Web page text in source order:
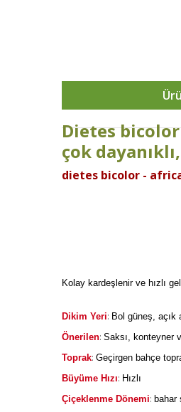
Dietes
çok
dietes bicolor -
Kolay kardeşlenir ve hızlı
Dikim Yeri: Bol güneş, açık
Önerilen: Saksı, konteyner
Toprak: Geçirgen bahçe
Büyüme Hızı: Hızlı
Çiçeklenme Dönemi: bahar